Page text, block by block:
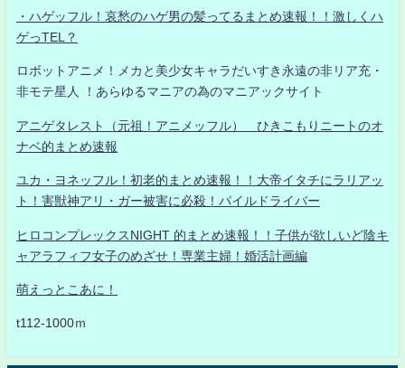
・ハゲッフル！哀愁のハゲ男の髪ってるまとめ速報！！激しくハ
ゲっTEL？
ロボットアニメ！メカと美少女キャラだいすき永遠の非リア充・
非モテ星人 ！あらゆるマニアの為のマニアックサイト
アニゲタレスト（元祖！アニメッフル） ひきこもりニートのオ
ナベ的まとめ速報
ユカ・ヨネッフル！初老的まとめ速報！！大帝イタチにラリアッ
ト！害獣神アリ・ガー被害に必殺！パイルドライバー
ヒロコンプレックスNIGHT 的まとめ速報！！子供が欲しいど陰キ
ャアラフィフ女子のめざせ！専業主婦！婚活計画編
萌えっとこあに！
t112-1000ｍ